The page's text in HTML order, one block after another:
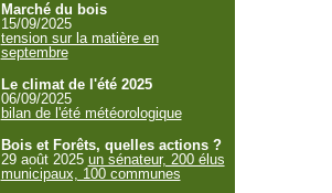
Marché du bois
15/09/2025
tension sur la matière en
septembre
Le climat de l'été 2025
06/09/2025
bilan de l'été météorologique
Bois et Forêts, quelles actions ?
29 août 2025 un sénateur, 200 élus
municipaux, 100 communes